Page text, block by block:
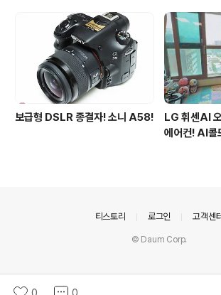
보급형 DSLR 종결자! 소니 A58!
LG 휘센AI
에어컨! AI콜
티스토리 로그인 고객센
© Daum Corp.